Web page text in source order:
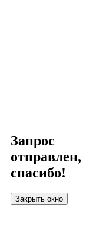
Запрос
отправлен,
спасибо!
Закрыть окно